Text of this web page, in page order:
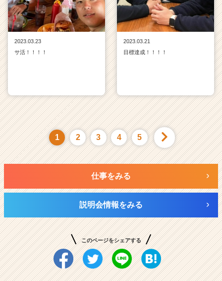
2023.03.23
サ活！！！！
2023.03.21
目標達成！！！！
1 2 3 4 5
仕事をみる
説明会情報をみる
このページをシェアする